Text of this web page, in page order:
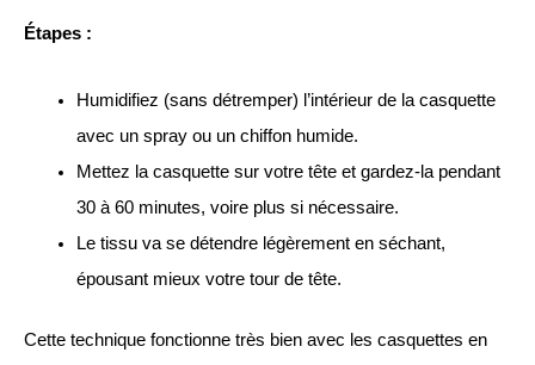
Étapes :
Humidifiez (sans détremper) l’intérieur de la casquette
avec un spray ou un chiffon humide.
Mettez la casquette sur votre tête et gardez-la pendant
30 à 60 minutes, voire plus si nécessaire.
Le tissu va se détendre légèrement en séchant,
épousant mieux votre tour de tête.
Cette technique fonctionne très bien avec les casquettes en